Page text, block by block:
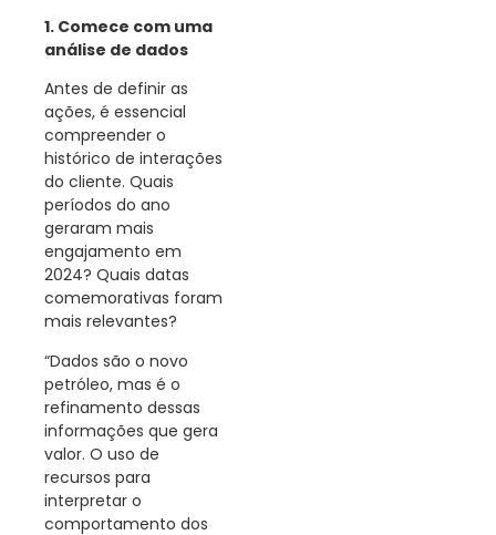
1. Comece com uma
análise de dados
Antes de definir as
ações, é essencial
compreender o
histórico de interações
do cliente. Quais
períodos do ano
geraram mais
engajamento em
2024? Quais datas
comemorativas foram
mais relevantes?
“Dados são o novo
petróleo, mas é o
refinamento dessas
informações que gera
valor. O uso de
recursos para
interpretar o
comportamento dos